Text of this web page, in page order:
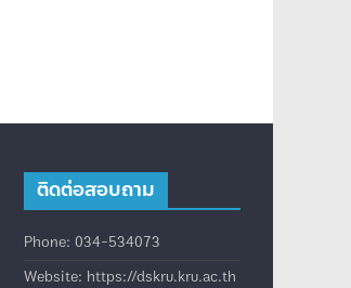
ติดต่อสอบถาม
Phone: 034-534073
Website: https://dskru.kru.ac.th